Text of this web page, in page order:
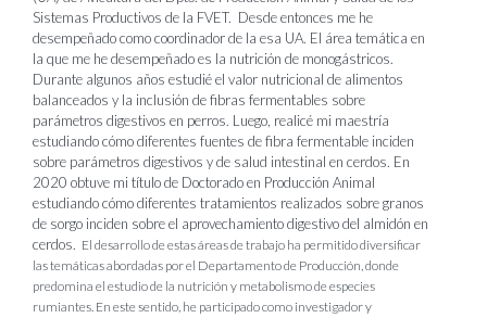
Sistemas Productivos de la FVET. Desde entonces me he
desempeñado como coordinador de la esa UA. El área temática en
la que me he desempeñado es la nutrición de monogástricos.
Durante algunos años estudié el valor nutricional de alimentos
balanceados y la inclusión de fibras fermentables sobre
parámetros digestivos en perros. Luego, realicé mi maestría
estudiando cómo diferentes fuentes de fibra fermentable inciden
sobre parámetros digestivos y de salud intestinal en cerdos. En
2020 obtuve mi título de Doctorado en Producción Animal
estudiando cómo diferentes tratamientos realizados sobre granos
de sorgo inciden sobre el aprovechamiento digestivo del almidón en
cerdos. El desarrollo de estas áreas de trabajo ha permitido diversificar
las temáticas abordadas por el Departamento de Producción, donde
predomina el estudio de la nutrición y metabolismo de especies
rumiantes. En este sentido, he participado como investigador y